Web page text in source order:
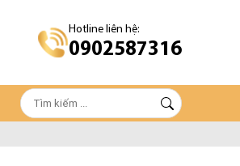
Hotline liên hệ:
0902587316